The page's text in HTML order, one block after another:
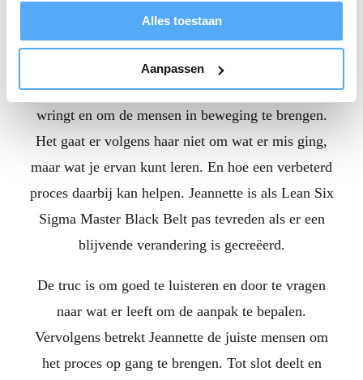
Alles toestaan
Aanpassen
verbeteren, moet je het bekijken vanuit alle
mogelijke hoeken. De oprechte interesse in mensen
helpt Jeannette om te achterhalen waar het nu écht
wringt en om de mensen in beweging te brengen.
Het gaat er volgens haar niet om wat er mis ging,
maar wat je ervan kunt leren. En hoe een verbeterd
proces daarbij kan helpen. Jeannette is als Lean Six
Sigma Master Black Belt pas tevreden als er een
blijvende verandering is gecreëerd.
De truc is om goed te luisteren en door te vragen
naar wat er leeft om de aanpak te bepalen.
Vervolgens betrekt Jeannette de juiste mensen om
het proces op gang te brengen. Tot slot deelt en